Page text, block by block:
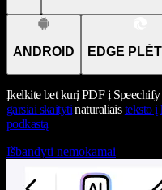
ANDROID EDGE
Įkelkite bet kurį PDF į
garsiai skaitytinatūraliaisteksto į
podkastą
Išbandyti nemokamai